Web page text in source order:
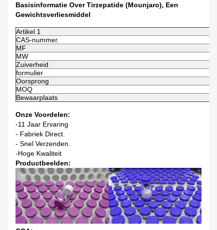
Basisinformatie Over Tirzepatide (Mounjaro), Een
Gewichtsverliesmiddel
Artikel 1
CAS-nummer.
MF
MW
Zuiverheid
formulier
Oorsprong
MOQ
Bewaarplaats
Onze Voordelen:
-11 Jaar Ervaring
- Fabriek Direct.
- Snel Verzenden.
-Hoge Kwaliteit
Productbeelden: